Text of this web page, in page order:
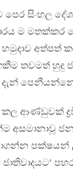
සිංහල
ම
අත්පත්
තවමත් හුදු
කල ආණ්ඩුවක්
අසමානාවූ
පක්ෂයන්